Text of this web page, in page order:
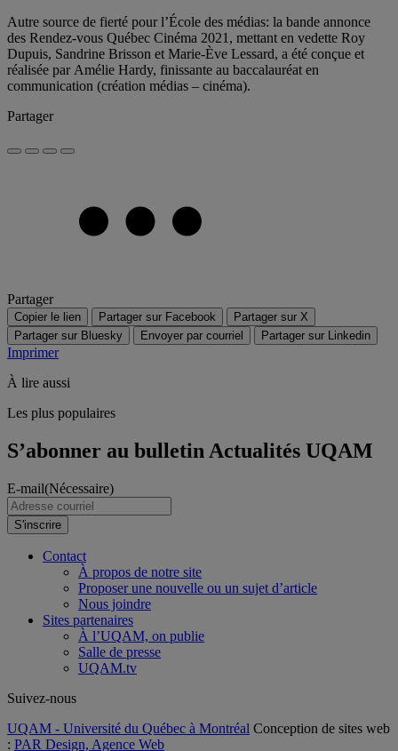
Autre source de fierté pour l’École des médias: la bande annonce
des Rendez-vous Québec Cinéma 2021, mettant en vedette Roy
Dupuis, Sandrine Brisson et Marie-Ève Lessard, a été conçue et
réalisée par Amélie Hardy, finissante au baccalauréat en
communication (création médias – cinéma).
Partager
Partager
Copier le lien Partager sur Facebook
Partager sur X
Partager sur Bluesky
Envoyer par courriel Partager sur Linkedin
Imprimer
À lire aussi
Les plus populaires
S’abonner au bulletin Actualités UQAM
E-mail(Nécessaire)
S'inscrire
Contact
À propos de notre site
Proposer une nouvelle ou un sujet d’article
Nous joindre
Sites partenaires
À l’UQAM, on publie
Salle de presse
UQAM.tv
Suivez-nous
UQAM - Université du Québec à Montréal Conception de sites web
: PAR Design, Agence Web